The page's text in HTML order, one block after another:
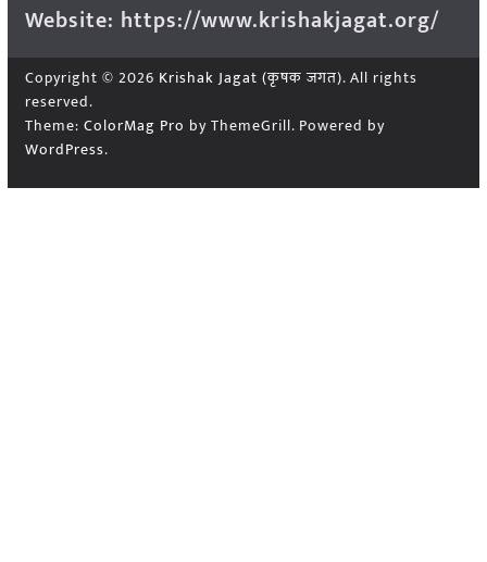
Website: https://www.krishakjagat.org/
Copyright © 2026 Krishak Jagat (कृषक जगत). All rights
reserved.
Theme: ColorMag Pro by ThemeGrill. Powered by
WordPress.